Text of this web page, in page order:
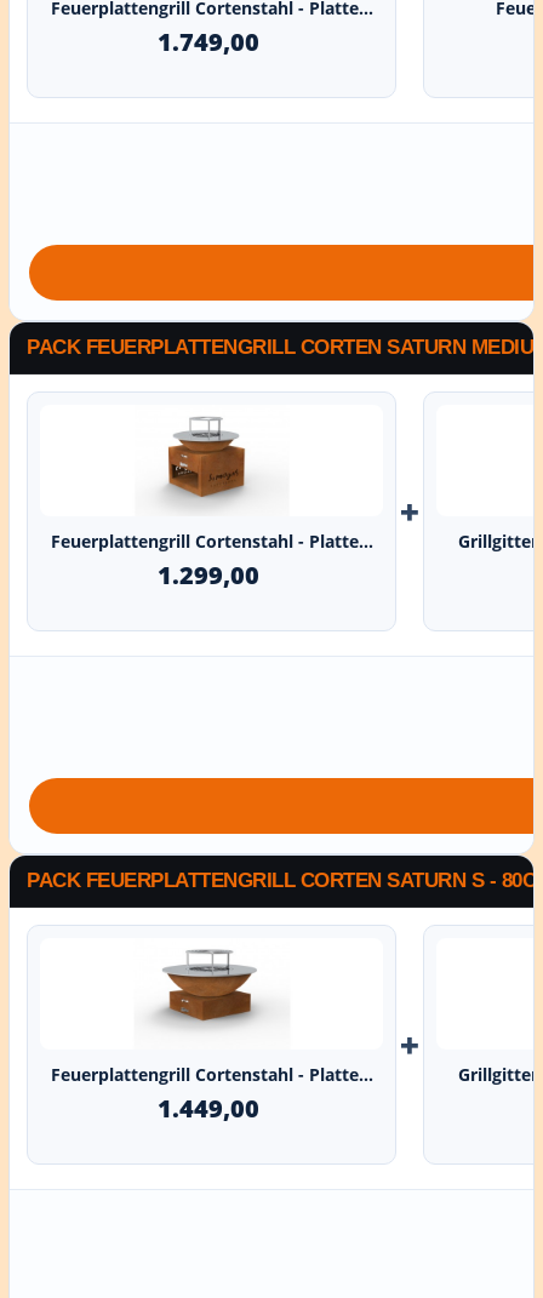
Feuerplattengrill Cortenstahl - Platte...
1.749,00
PACK FEUERPLATTENGRILL CORTEN SATURN
Feuerplattengrill Cortenstahl - Platte...
1.299,00
+
Grillgitter
PACK FEUERPLATTENGRILL CORTEN SATURN S -
Feuerplattengrill Cortenstahl - Platte...
1.449,00
+
Grillgitter